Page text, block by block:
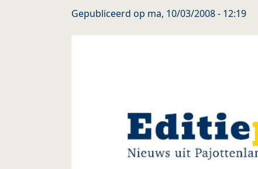
Gepubliceerd op ma, 10/03/2008 - 12:19